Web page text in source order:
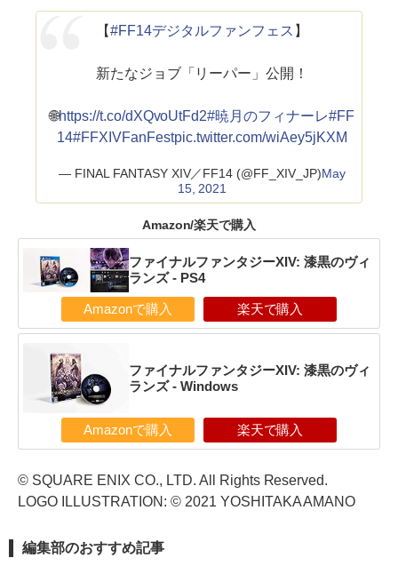
【#FF14デジタルファンフェス 】
新たなジョブ「リーパー」公開！
🌐https://t.co/dXQvoUtFd2#暁月のフィナーレ#FF
14#FFXIVFanFestpic.twitter.com/wiAey5jKXM
— FINAL FANTASY XIV／FF14 (@FF_XIV_JP)May
15, 2021
Amazon/楽天で購入
ファイナルファンタジーXIV: 漆黒のヴィ
ランズ - PS4
Amazonで購入 楽天で購入
ファイナルファンタジーXIV: 漆黒のヴィ
ランズ - Windows
Amazonで購入 楽天で購入
© SQUARE ENIX CO., LTD. All Rights Reserved.
LOGO ILLUSTRATION: © 2021 YOSHITAKA AMANO
編集部のおすすめ記事